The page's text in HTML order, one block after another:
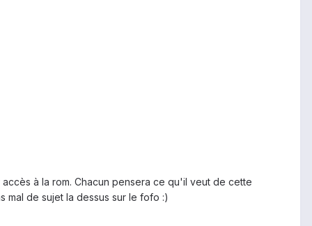
à la rom. Chacun pensera ce qu'il veut de cette
mal de sujet la dessus sur le fofo :)